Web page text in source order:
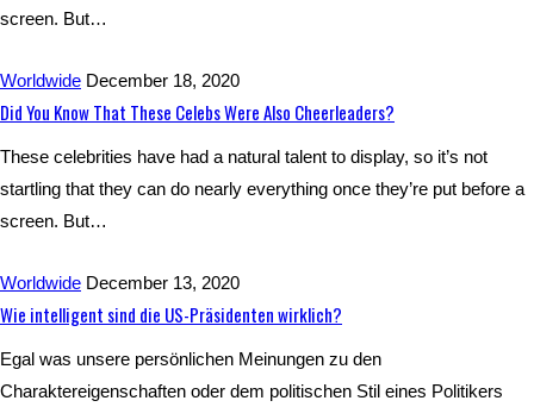
screen. But…
Worldwide December 18, 2020
Did You Know That These Celebs Were Also Cheerleaders?
These celebrities have had a natural talent to display, so it’s not
startling that they can do nearly everything once they’re put before a
screen. But…
Worldwide December 13, 2020
Wie intelligent sind die US-Präsidenten wirklich?
Egal was unsere persönlichen Meinungen zu den
Charaktereigenschaften oder dem politischen Stil eines Politikers